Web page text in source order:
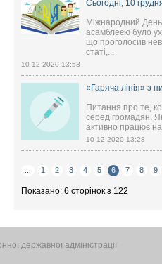
Сьогодні, 10
Міжнародний
асамблеєю було
що проголосив
статі,...
10-12-2020 13:58
«Гаряча лінія» з
Питання про те,
серед громадян.
активно працює
10-12-2020 13:28
1 2 3 4 5 6 7 8 9
Показано: 6 сторінок з 122
державної адміністрації